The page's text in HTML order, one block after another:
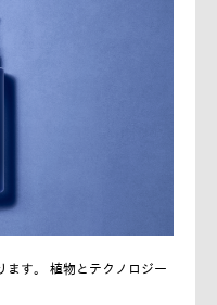
ます。 植物とテクノロジー